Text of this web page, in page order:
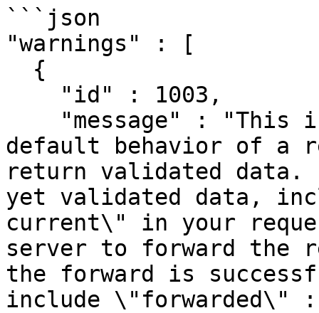
```json
"warnings" : [
default behavior of a
return validated
yet validated data,
current\" in your
server to forward the
the forward is
include